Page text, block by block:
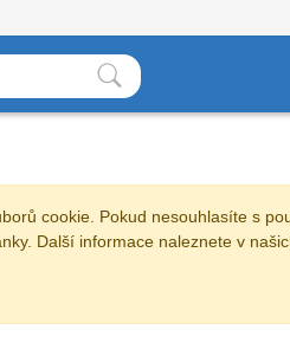
cookie. Pokud nesouhlasíte s
Další informace naleznete v